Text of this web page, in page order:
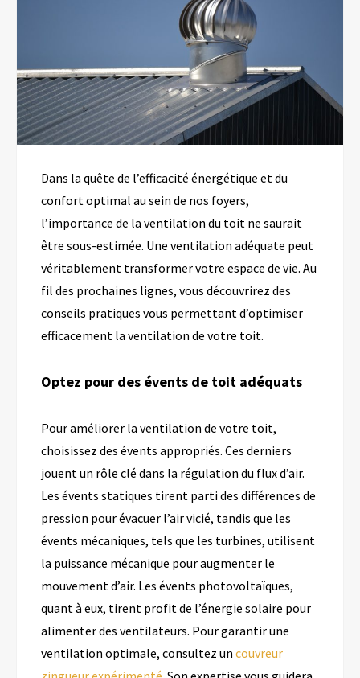
Dans la quête de l’efficacité énergétique et du
confort optimal au sein de nos foyers,
l’importance de la ventilation du toit ne saurait
être sous-estimée. Une ventilation adéquate peut
véritablement transformer votre espace de vie. Au
fil des prochaines lignes, vous découvrirez des
conseils pratiques vous permettant d’optimiser
efficacement la ventilation de votre toit.
Optez pour des évents de toit adéquats
Pour améliorer la ventilation de votre toit,
choisissez des évents appropriés. Ces derniers
jouent un rôle clé dans la régulation du flux d’air.
Les évents statiques tirent parti des différences de
pression pour évacuer l’air vicié, tandis que les
évents mécaniques, tels que les turbines, utilisent
la puissance mécanique pour augmenter le
mouvement d’air. Les évents photovoltaïques,
quant à eux, tirent profit de l’énergie solaire pour
alimenter des ventilateurs. Pour garantir une
ventilation optimale, consultez un couvreur